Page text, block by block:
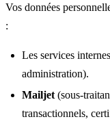
Vos données
:
Les services
administration).
Mailjet (sous-
transactionnels,